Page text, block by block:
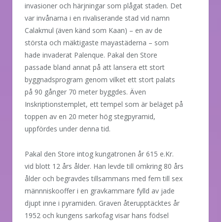
invasioner och härjningar som plågat staden. Det
var invånarna i en rivaliserande stad vid namn
Calakmul (även känd som Kaan) – en av de
största och mäktigaste mayastäderna – som
hade invaderat Palenque. Pakal den Store
passade bland annat på att lansera ett stort
byggnadsprogram genom vilket ett stort palats
på 90 gånger 70 meter byggdes. Även
Inskriptionstemplet, ett tempel som är beläget på
toppen av en 20 meter hög stegpyramid,
uppfördes under denna tid.
Pakal den Store intog kungatronen år 615 e.Kr.
vid blott 12 års ålder. Han levde till omkring 80 års
ålder och begravdes tillsammans med fem till sex
männniskooffer i en gravkammare fylld av jade
djupt inne i pyramiden. Graven återupptäcktes år
1952 och kungens sarkofag visar hans födsel